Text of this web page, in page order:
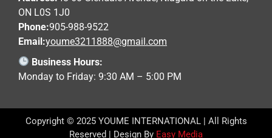
ON L0S 1J0
Phone:905-988-9522
Email:youme3211888@gmail.com
Business Hours:
Monday to Friday: 9:30 AM – 5:00 PM
Copyright © 2025 YOUME INTERNATIONAL | All Rights
Reserved | Design By Easy Media